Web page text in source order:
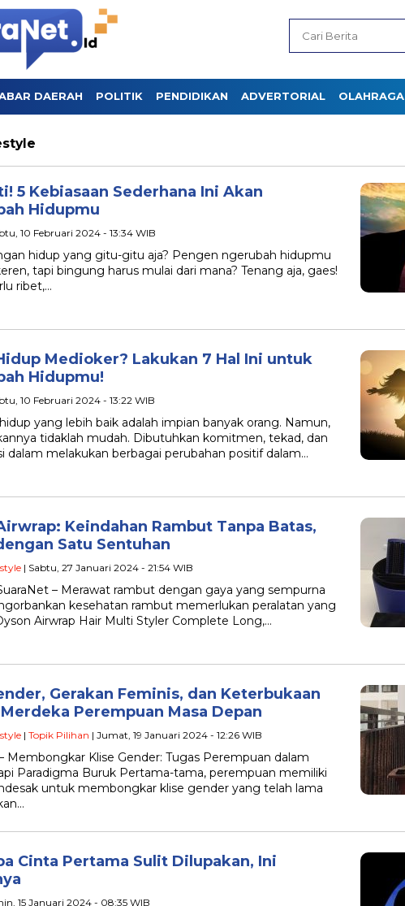
DAERAH POLITIK PENDIDIKAN ADVERTORIAL OLAHRAGA
5 Kebiasaan Sederhana Ini Akan
Hidupmu
10 Februari 2024 - 13:34 WIB
hidup yang gitu-gitu aja? Pengen ngerubah hidupmu
tapi bingung harus mulai dari mana? Tenang aja, gaes!
ribet,…
Medioker? Lakukan 7 Hal Ini untuk
Hidupmu!
10 Februari 2024 - 13:22 WIB
yang lebih baik adalah impian banyak orang. Namun,
tidaklah mudah. Dibutuhkan komitmen, tekad, dan
dalam melakukan berbagai perubahan positif dalam…
Keindahan Rambut Tanpa Batas,
Satu Sentuhan
| Sabtu, 27 Januari 2024 - 21:54 WIB
– Merawat rambut dengan gaya yang sempurna
kesehatan rambut memerlukan peralatan yang
Airwrap Hair Multi Styler Complete Long,…
Gerakan Feminis, dan Keterbukaan
Perempuan Masa Depan
| Topik Pilihan | Jumat, 19 Januari 2024 - 12:26 WIB
Membongkar Klise Gender: Tugas Perempuan dalam
Paradigma Buruk Pertama-tama, perempuan memiliki
untuk membongkar klise gender yang telah lama
Cinta Pertama Sulit Dilupakan, Ini
15 Januari 2024 - 08:35 WIB